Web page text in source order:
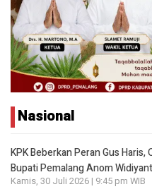
Nasional
KPK Beberkan Peran Gus Haris,
Bupati Pemalang Anom
Kamis, 30 Juli 2026 | 9:45 pm WIB